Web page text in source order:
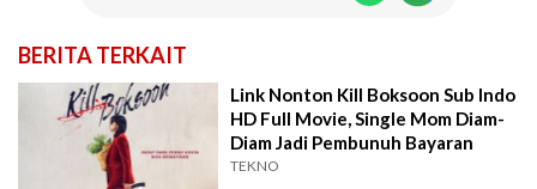
BERITA TERKAIT
Link Nonton Kill Boksoon Sub Indo
HD Full Movie, Single Mom Diam-
Diam Jadi Pembunuh Bayaran
TEKNO